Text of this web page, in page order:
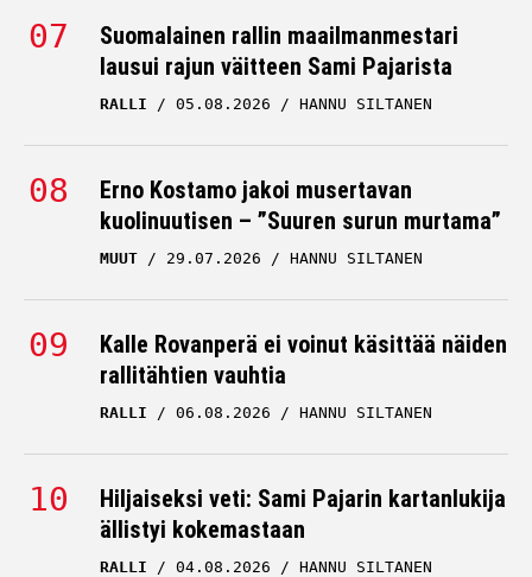
Suomalainen rallin maailmanmestari
lausui rajun väitteen Sami Pajarista
RALLI 05.08.2026 HANNU SILTANEN
Erno Kostamo jakoi musertavan
kuolinuutisen – ”Suuren surun murtama”
MUUT 29.07.2026 HANNU SILTANEN
Kalle Rovanperä ei voinut käsittää näiden
rallitähtien vauhtia
RALLI 06.08.2026 HANNU SILTANEN
Hiljaiseksi veti: Sami Pajarin kartanlukija
ällistyi kokemastaan
RALLI 04.08.2026 HANNU SILTANEN